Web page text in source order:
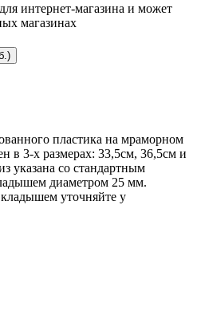
интернет-магазина и может
магазинах
пластика на мраморном
в 3-х размерах: 33,5см, 36,5см и
указана со стандартным
диаметром 25 мм.
уточняйте у